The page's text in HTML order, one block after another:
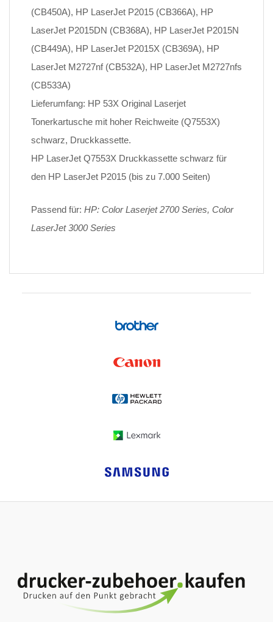
(CB450A), HP LaserJet P2015 (CB366A), HP
LaserJet P2015DN (CB368A), HP LaserJet P2015N
(CB449A), HP LaserJet P2015X (CB369A), HP
LaserJet M2727nf (CB532A), HP LaserJet M2727nfs
(CB533A)
Lieferumfang: HP 53X Original Laserjet
Tonerkartusche mit hoher Reichweite (Q7553X)
schwarz, Druckkassette.
HP LaserJet Q7553X Druckkassette schwarz für
den HP LaserJet P2015 (bis zu 7.000 Seiten)
Passend für: HP: Color Laserjet 2700 Series, Color
LaserJet 3000 Series